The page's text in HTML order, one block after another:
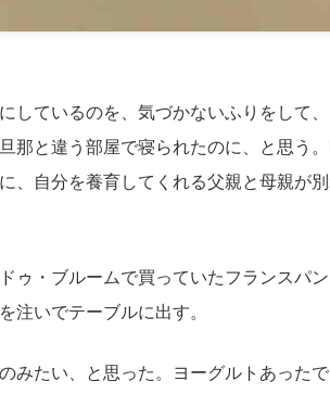
しているのを、気づかないふりをして
と違う部屋で寝られたのに、と思う
、自分を養育してくれる父親と母親が
・ブルームで買っていたフランスパ
注いでテーブルに出す。
みたい、と思った。ヨーグルトあった